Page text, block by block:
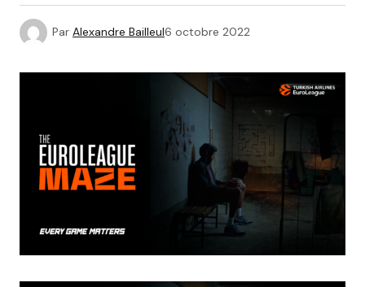
Par Alexandre Bailleul6 octobre 2022